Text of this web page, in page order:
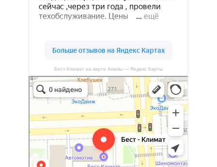
Бест-Климат на карте Анапы — Яндекс Карты
Бест-климат
Кондиционеры в Краснодаре